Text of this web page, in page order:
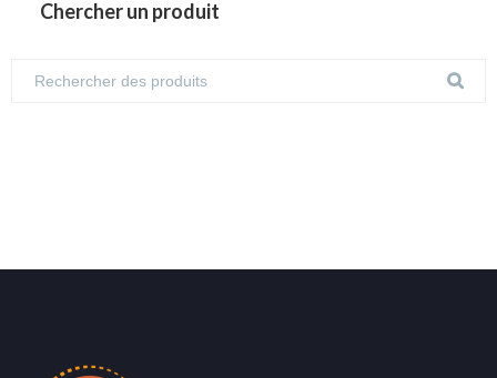
Chercher un produit